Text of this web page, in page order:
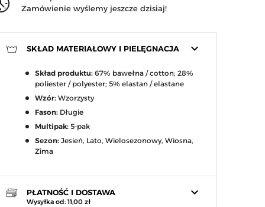
Zamówienie wyślemy jeszcze dzisiaj!
keyboard_arrow_down
SKŁAD MATERIAŁOWY I PIELĘGNACJA
Skład produktu: 67% bawełna / cotton; 28%
poliester / polyester; 5% elastan / elastane
Wzór: Wzorzysty
Fason: Długie
Multipak: 5-pak
Sezon: Jesień, Lato, Wielosezonowy, Wiosna,
Zima
keyboard_arrow_down
PŁATNOŚĆ I DOSTAWA
Wysyłka od: 11,00 zł